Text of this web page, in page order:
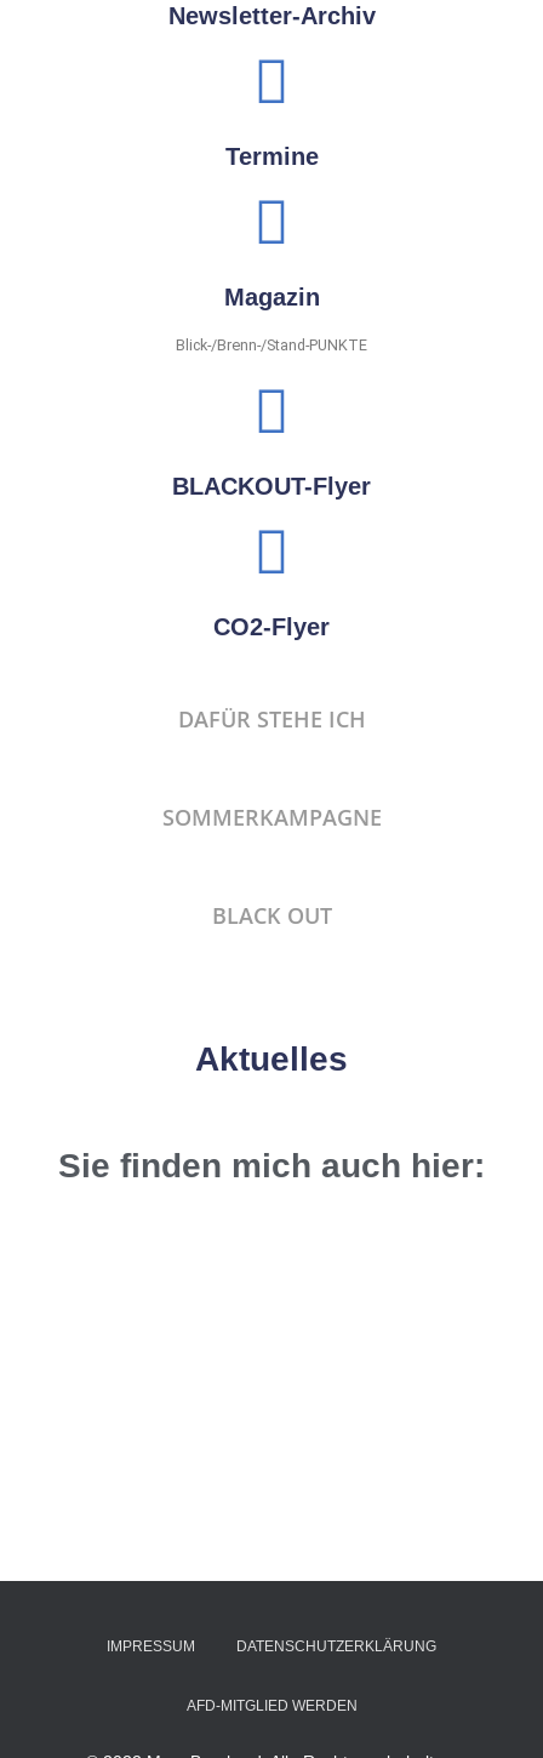
Newsletter-Archiv
Termine
Magazin
Blick-/Brenn-/Stand-PUNKTE
BLACKOUT-Flyer
CO2-Flyer
DAFÜR STEHE ICH
SOMMERKAMPAGNE
BLACK OUT
Aktuelles
Sie finden mich auch hier:
IMPRESSUM DATENSCHUTZERKLÄRUNG
AFD-MITGLIED WERDEN